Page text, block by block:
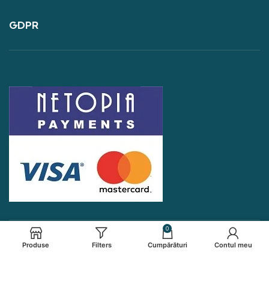
GDPR
Produse Filters
0
Cumpărături Contul meu